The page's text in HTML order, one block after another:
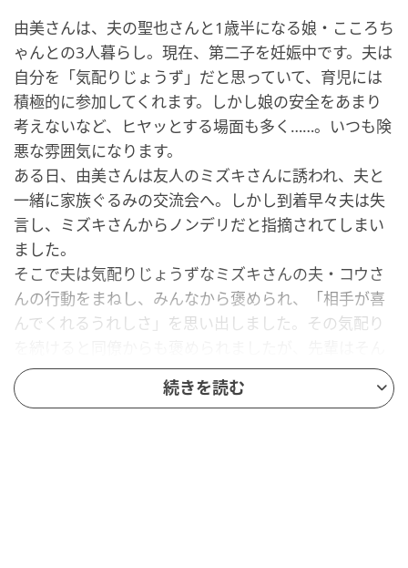
由美さんは、夫の聖也さんと1歳半になる娘・こころち
ゃんとの3人暮らし。現在、第二子を妊娠中です。夫は
自分を「気配りじょうず」だと思っていて、育児には
積極的に参加してくれます。しかし娘の安全をあまり
考えないなど、ヒヤッとする場面も多く……。いつも険
悪な雰囲気になります。
ある日、由美さんは友人のミズキさんに誘われ、夫と
一緒に家族ぐるみの交流会へ。しかし到着早々夫は失
言し、ミズキさんからノンデリだと指摘されてしまい
ました。
そこで夫は気配りじょうずなミズキさんの夫・コウさ
んの行動をまねし、みんなから褒められ、「相手が喜
んでくれるうれしさ」を思い出しました。その気配り
な様子を見て恋愛感情があるのだと勘違い。「ノンデ
リが過ぎる」と指摘された先輩が後輩をたしなめるな
続きを読む